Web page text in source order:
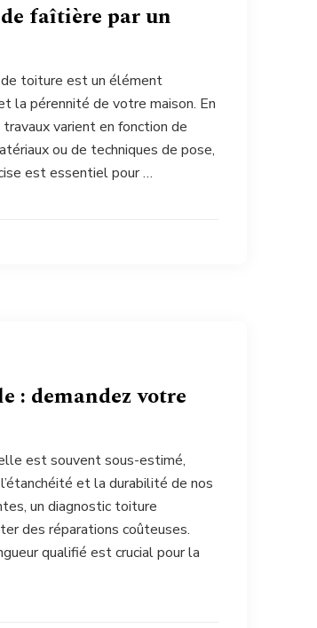
faîtière par un
toiture est un élément
la pérennité de votre maison. En
varient en fonction de
ou de techniques de pose,
est essentiel pour …
: demandez votre
est souvent sous-estimé,
et la durabilité de nos
un diagnostic toiture
des réparations coûteuses.
qualifié est crucial pour la